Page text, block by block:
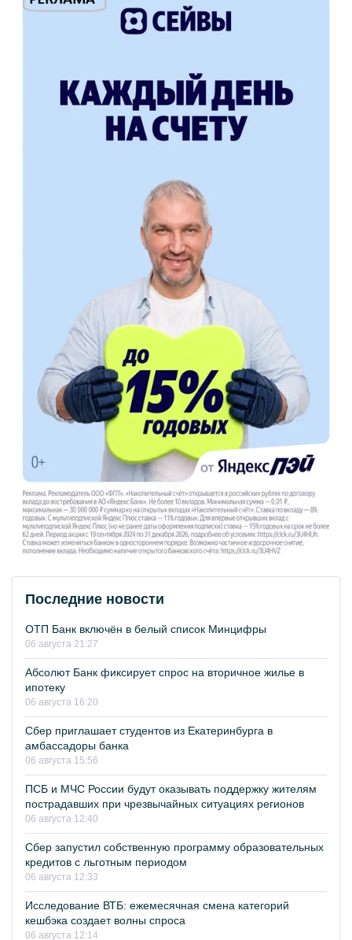
Последние новости
ОТП Банк включён в белый список Минцифры
06 августа 21:27
Абсолют Банк фиксирует спрос на вторичное жилье в
ипотеку
06 августа 16:20
Сбер приглашает студентов из Екатеринбурга в
амбассадоры банка
06 августа 15:56
ПСБ и МЧС России будут оказывать поддержку жителям
пострадавших при чрезвычайных ситуациях регионов
06 августа 12:40
Сбер запустил собственную программу образовательных
кредитов с льготным периодом
06 августа 12:33
Исследование ВТБ: ежемесячная смена категорий
кешбэка создает волны спроса
06 августа 12:14